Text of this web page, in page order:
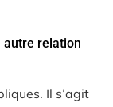
autre relation
Il s’agit